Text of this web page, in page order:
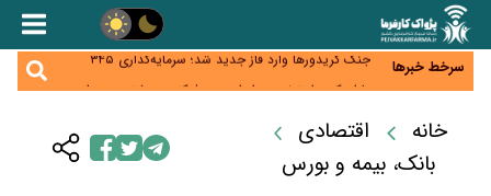
سرخط خبرها
زائران اربعین نگران ارز باقی‌مانده نباشند؛ خرید دینار در
جنگ کریدورها وارد فاز جدید شد؛ سرمایه‌گذاری ۳۴۵
میلیارد دلاری اوراسیا تا ۲۰۳۵
پارادوکس اینترنت در ایران؛ مصرف‌کننده بیشتر می‌پردازد،
جدید سیاست‌های مالیاتی در حمایت از تولید
خانه
اقتصادی
بانک، بیمه و بورس